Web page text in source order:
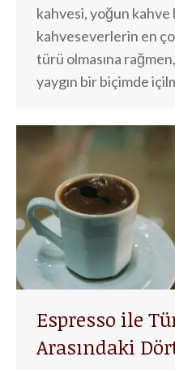
kahvesi, yoğun
kahveseverlerin en
türü olmasına
yaygın bir biçimde
Espresso ile
Arasındaki